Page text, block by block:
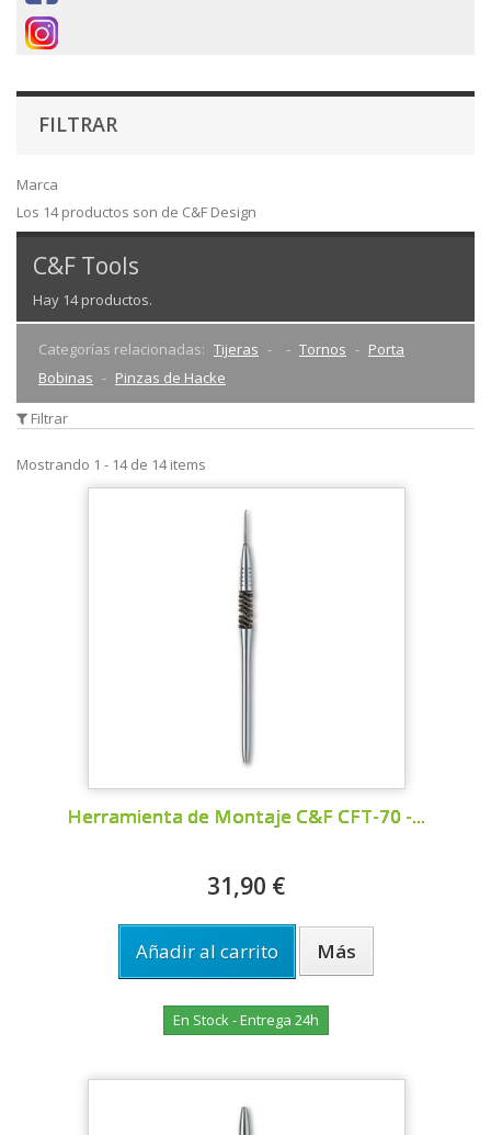
FILTRAR
Marca
Los 14 productos son de C&F Design
C&F Tools
Hay 14 productos.
Categorías relacionadas: Tijeras Tornos
Porta
Bobinas
Pinzas de Hacke
Filtrar
Mostrando 1 - 14 de 14 items
Herramienta de Montaje C&F CFT-70 -...
31,90 €
Añadir al carrito Más
En Stock - Entrega 24h